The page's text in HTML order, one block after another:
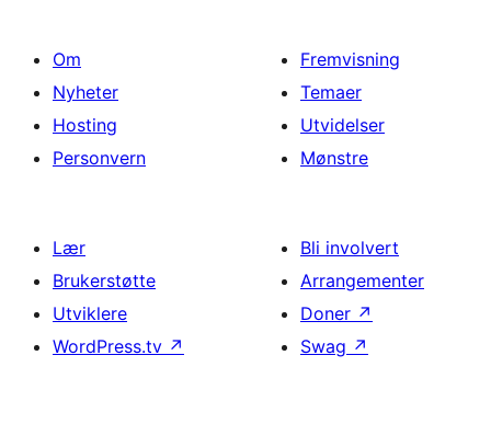
Om
Nyheter
Hosting
Personvern
Fremvisning
Temaer
Utvidelser
Mønstre
Lær
Brukerstøtte
Utviklere
WordPress.tv ↗
Bli involvert
Arrangementer
Doner ↗
Swag ↗